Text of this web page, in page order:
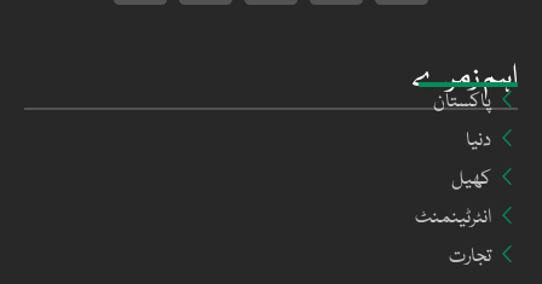
اہم زمرے
پاکستان
دنیا
کھیل
انٹرٹینمنٹ
تجارت